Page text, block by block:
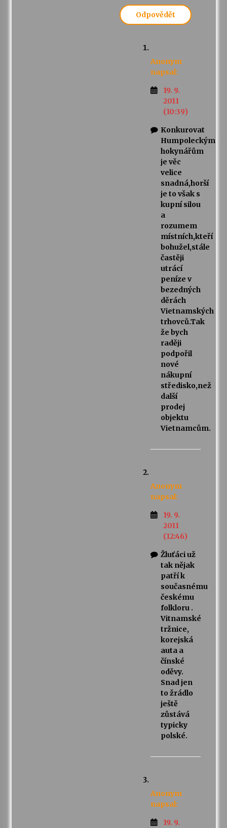
Odpovědět
Anonym
napsal:
19. 9.
2011
(10:39)
Konkurovat
Humpoleckým
hokynářům
je věc
velice
snadná,horší
je to však s
kupní silou
a
rozumem
místních,kteří
bohužel,stále
častěji
utrácí
peníze v
bezedných
děrách
Vietnamských
trhovců.Tak
že bych
raději
podpořil
nové
nákupní
středisko,než
další
prodej
objektu
Vietnamcům.
Anonym
napsal:
19. 9.
2011
(12:46)
Žluťáci už
tak nějak
patří k
současnému
českému
folkloru .
Vitnamské
tržnice,
korejská
auta a
čínské
oděvy.
Snad jen
to žrádlo
ještě
zůstává
typicky
polské.
Anonym
napsal:
19. 9.